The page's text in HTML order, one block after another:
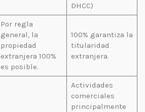
DHCC)
Por regla
general, la
propiedad
extranjera 100%
es posible.
100% garantiza la
titularidad
extranjera.
Actividades
comerciales
principalmente